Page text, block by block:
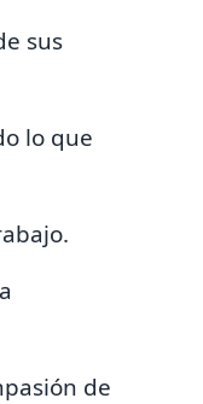
sus
lo que
de